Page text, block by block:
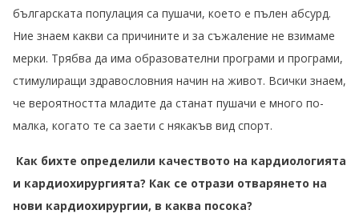
българската популация са пушачи, което е пълен абсурд.
Ние знаем какви са причините и за съжаление не взимаме
мерки. Трябва да има образователни програми и програми,
стимулиращи здравословния начин на живот. Всички знаем,
че вероятността младите да станат пушачи е много по-
малка, когато те са заети с някакъв вид спорт.
Как бихте определили качеството на кардиологията
и кардиохирургията? Как се отрази отварянето на
нови кардиохирургии, в каква посока?